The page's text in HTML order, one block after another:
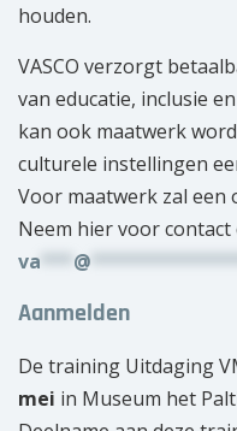
houden.
VASCO verzorgt
van educatie, inclusie
kan ook maatwerk
culturele instellingen
Voor maatwerk zal een
Neem hier voor contact
va
@
Aanmelden
De training Uitdaging
mei in Museum het